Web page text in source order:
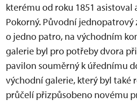
kterému od roku 1851 asistoval
Pokorný. Původní jednopatrový
o jedno patro, na východním
galerie byl pro potřeby dvora
pavilon souměrný k úřednímu
východní galerie, který byl také
průčelí přizpůsobeno novému